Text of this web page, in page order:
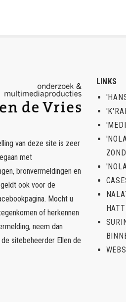
van deze site is zeer
met
bronvermeldingen en
ook voor de
Mocht u
of herkennen
neem dan
sitebeheerder Ellen de
LINKS